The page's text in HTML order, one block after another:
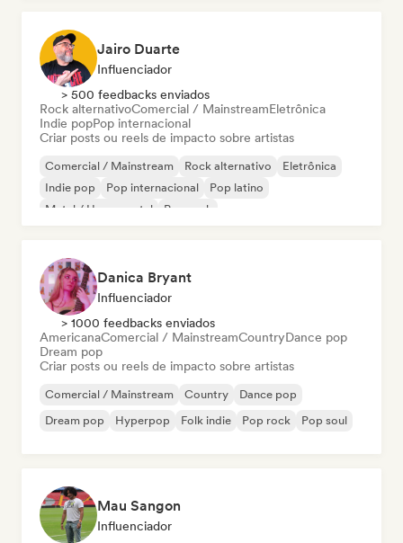
Jairo Duarte
Influenciador
> 500 feedbacks enviados
Rock alternativoComercial / MainstreamEletrônica
Indie popPop internacional
Criar posts ou reels de impacto sobre artistas
Comercial / Mainstream Rock alternativo
Eletrônica
Indie pop
Pop internacional
Pop latino
Metal / Heavy metal
Pop rock
Danica Bryant
Influenciador
> 1000 feedbacks enviados
AmericanaComercial / MainstreamCountryDance pop
Dream pop
Criar posts ou reels de impacto sobre artistas
Comercial / Mainstream Country
Dance pop
Dream pop
Hyperpop Folk indie Pop rock Pop soul
Mau Sangon
Influenciador